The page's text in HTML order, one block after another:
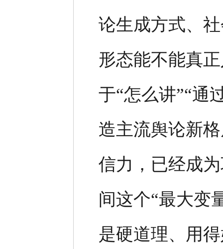
论生成方式、
形态能不能真
于“怎么讲”“通
造主流舆论新
信力，已经成
间这个“最大变
是硬道理、用